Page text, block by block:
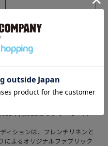
ラインからリリースされ
フィールドパンツの上から履
年代のUSミリタリーオーバー
ィションは、フレンチリネンと
によるオリジナルファブリック